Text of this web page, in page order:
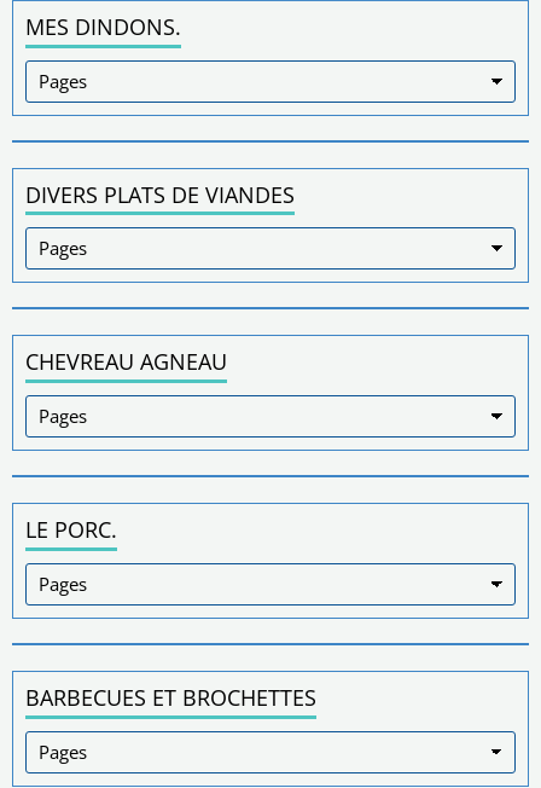
MES DINDONS.
DIVERS PLATS DE VIANDES
CHEVREAU AGNEAU
LE PORC.
BARBECUES ET BROCHETTES